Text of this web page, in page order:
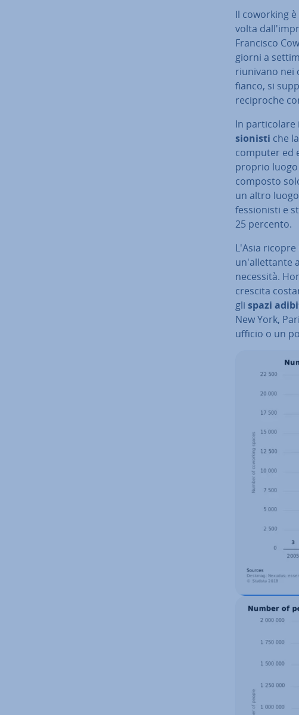
Il coworking
volta
Francisco
giorni a
riunivano nei
fianco, si
re­ci­pro­che
In par­ti­co­la­re
sio­ni­sti che
computer ed
proprio
composto
un altro
fes­sio­ni­sti e
25 percento.
L'Asia
un'al­let­tan­te
necessità.
crescita
gli spazi
New York,
ufficio o un